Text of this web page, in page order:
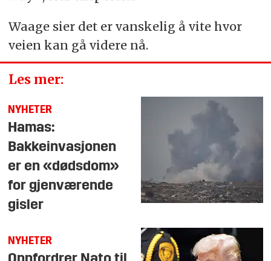
Waage sier det er vanskelig å vite hvor
veien kan gå videre nå.
Les mer:
NYHETER
Hamas:
Bakkeinvasjonen
er en «dødsdom»
for gjenværende
gisler
NYHETER